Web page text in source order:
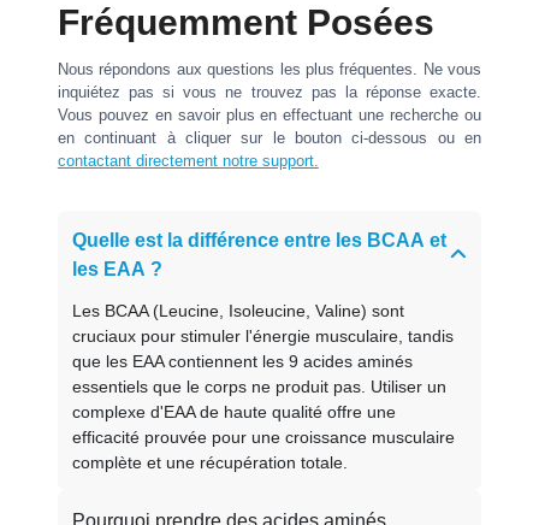
Fréquemment Posées
Nous répondons aux questions les plus fréquentes. Ne vous
inquiétez pas si vous ne trouvez pas la réponse exacte.
Vous pouvez en savoir plus en effectuant une recherche ou
en continuant à cliquer sur le bouton ci-dessous ou en
contactant directement notre support.
Quelle est la différence entre les BCAA et
les EAA ?
Les BCAA (Leucine, Isoleucine, Valine) sont
cruciaux pour stimuler l'énergie musculaire, tandis
que les EAA contiennent les 9 acides aminés
essentiels que le corps ne produit pas. Utiliser un
complexe d'EAA de haute qualité offre une
efficacité prouvée pour une croissance musculaire
complète et une récupération totale.
Pourquoi prendre des acides aminés